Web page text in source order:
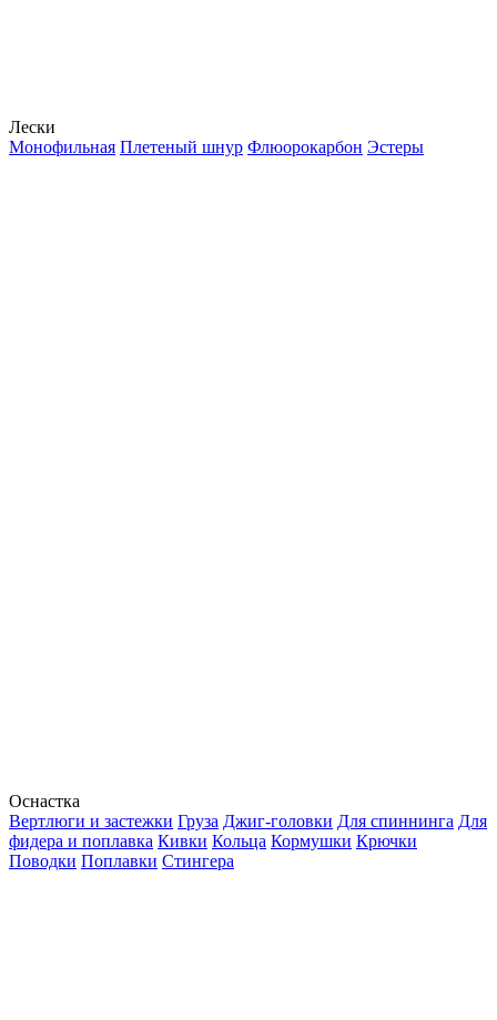
Лески
Монофильная Плетеный шнур Флюорокарбон Эстеры
Оснастка
Вертлюги и застежки Груза Джиг-головки Для спиннинга Для
фидера и поплавка Кивки Кольца Кормушки Крючки
Поводки Поплавки Стингера